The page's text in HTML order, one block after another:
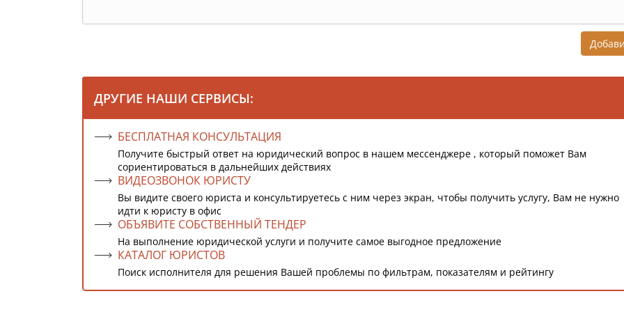
ДРУГИЕ НАШИ СЕРВИСЫ:
БЕСПЛАТНАЯ КОНСУЛЬТАЦИЯ
Получите быстрый ответ на юридический вопрос в нашем мессенджере , который поможет Вам
сориентироваться в дальнейших действиях
ВИДЕОЗВОНОК ЮРИСТУ
Вы видите своего юриста и консультируетесь с ним через экран, чтобы получить услугу, Вам не нужно
идти к юристу в офис
ОБЪЯВИТЕ СОБСТВЕННЫЙ ТЕНДЕР
На выполнение юридической услуги и получите самое выгодное предложение
КАТАЛОГ ЮРИСТОВ
Поиск исполнителя для решения Вашей проблемы по фильтрам, показателям и рейтингу